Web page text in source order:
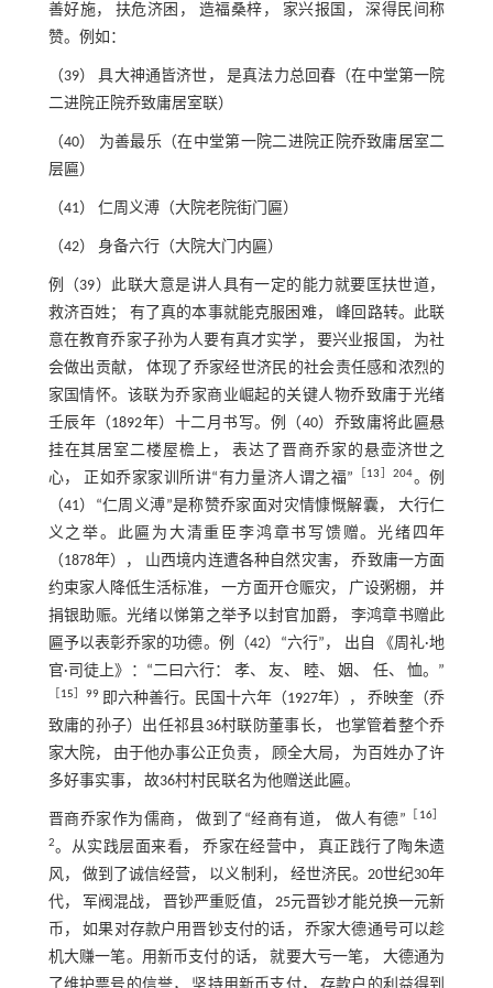
善好施， 扶危济困， 造福桑梓， 家兴报国， 深得民间称
赞。例如：
（39） 具大神通皆济世， 是真法力总回春（在中堂第一院
二进院正院乔致庸居室联）
（40） 为善最乐（在中堂第一院二进院正院乔致庸居室二
层匾）
（41） 仁周义溥（大院老院街门匾）
（42） 身备六行（大院大门内匾）
例（39）此联大意是讲人具有一定的能力就要匡扶世道，
救济百姓； 有了真的本事就能克服困难， 峰回路转。此联
意在教育乔家子孙为人要有真才实学， 要兴业报国， 为社
会做出贡献， 体现了乔家经世济民的社会责任感和浓烈的
家国情怀。该联为乔家商业崛起的关键人物乔致庸于光绪
壬辰年（1892年）十二月书写。例（40）乔致庸将此匾悬
挂在其居室二楼屋檐上， 表达了晋商乔家的悬壶济世之
心， 正如乔家家训所讲“有力量济人谓之福”
13 ］204。例
（41）“仁周义溥”是称赞乔家面对灾情慷慨解囊， 大行仁
义之举。此匾为大清重臣李鸿章书写馈赠。光绪四年
（1878年）， 山西境内连遭各种自然灾害， 乔致庸一方面
约束家人降低生活标准， 一方面开仓赈灾， 广设粥棚， 并
捐银助赈。光绪以悌第之举予以封官加爵， 李鸿章书赠此
匾予以表彰乔家的功德。例（42）“六行”， 出自 《周礼·地
官·司徒上》：“二曰六行： 孝、 友、 睦、 姻、 任、 恤。”
15 ］99 即六种善行。民国十六年（1927年）， 乔映奎（乔
致庸的孙子）出任祁县36村联防董事长， 也掌管着整个乔
家大院， 由于他办事公正负责， 顾全大局， 为百姓办了许
多好事实事， 故36村村民联名为他赠送此匾。
晋商乔家作为儒商， 做到了“经商有道， 做人有德” 16］
2。从实践层面来看， 乔家在经营中， 真正践行了陶朱遗
风， 做到了诚信经营， 以义制利， 经世济民。20世纪30年
代， 军阀混战， 晋钞严重贬值， 25元晋钞才能兑换一元新
币， 如果对存款户用晋钞支付的话， 乔家大德通号可以趁
机大赚一笔。用新币支付的话， 就要大亏一笔， 大德通为